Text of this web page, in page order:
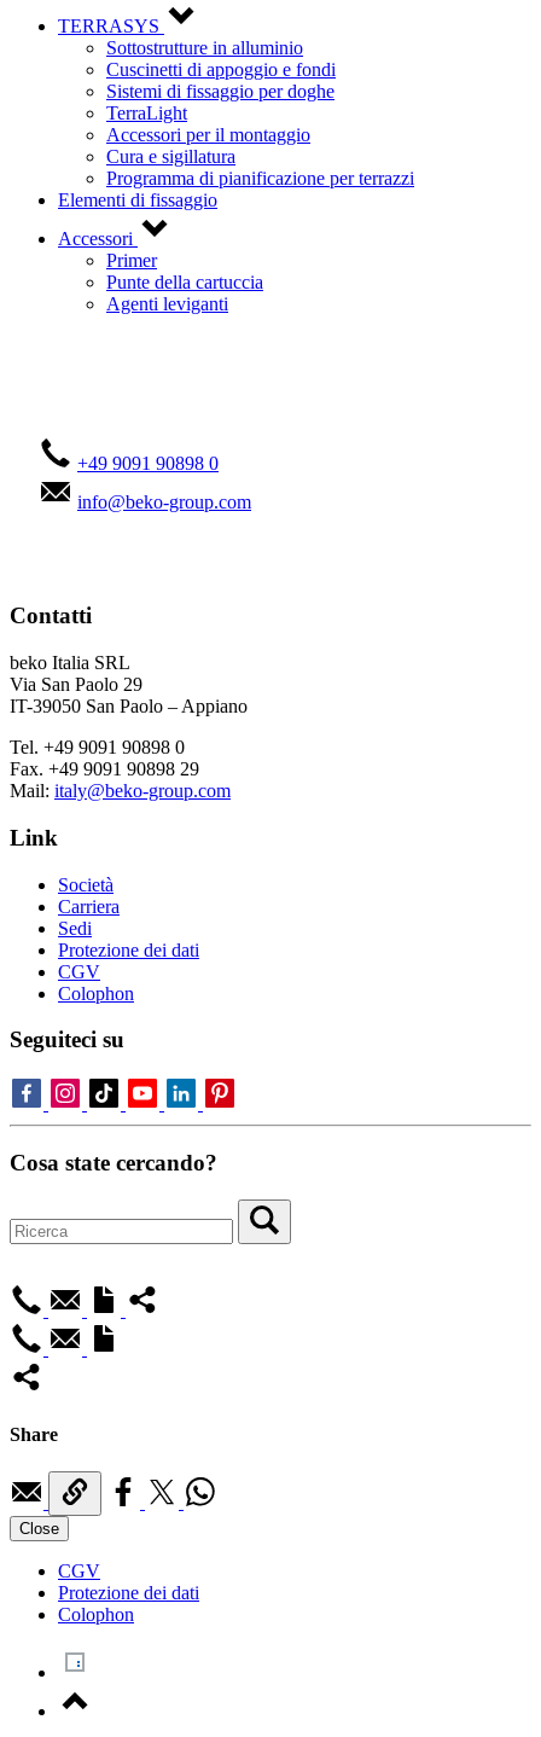
TERRASYS
Sottostrutture in alluminio
Cuscinetti di appoggio e fondi
Sistemi di fissaggio per doghe
TerraLight
Accessori per il montaggio
Cura e sigillatura
Programma di pianificazione per terrazzi
Elementi di fissaggio
Accessori
Primer
Punte della cartuccia
Agenti leviganti
+49 9091 90898 0
info@beko-group.com
Contatti
beko Italia SRL
Via San Paolo 29
IT-39050 San Paolo – Appiano
Tel. +49 9091 90898 0
Fax. +49 9091 90898 29
Mail: italy@beko-group.com
Link
Società
Carriera
Sedi
Protezione dei dati
CGV
Colophon
Seguiteci su
Cosa state cercando?
Share
Close
CGV
Protezione dei dati
Colophon